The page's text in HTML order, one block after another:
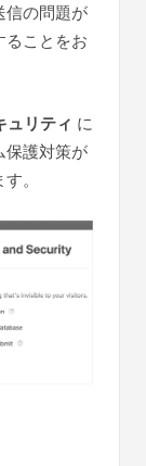
信の問題が
ることをお
ュリティ に
保護対策が
。